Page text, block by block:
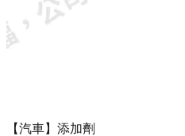
【汽車】添加劑